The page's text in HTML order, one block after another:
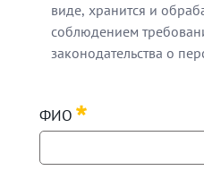
виде, хранится и
соблюдением
законодательства о
Информация о
ФИО